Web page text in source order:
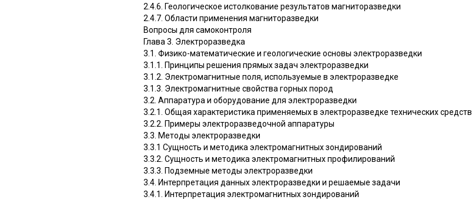
2.4.6. Геологическое истолкование результатов магниторазведки
2.4.7. Области применения магниторазведки
Вопросы для самоконтроля
Глава 3. Электроразведка
3.1. Физико-математические и геологические основы электроразведки
3.1.1. Принципы решения прямых задач электроразведки
3.1.2. Электромагнитные поля, используемые в электроразведке
3.1.3. Электромагнитные свойства горных пород
3.2. Аппаратура и оборудование для электроразведки
3.2.1. Общая характеристика применяемых в электроразведке технических средств
3.2.2. Примеры электроразведочной аппаратуры
3.3. Методы электроразведки
3.3.1 Сущность и методика электромагнитных зондирований
3.3.2. Сущность и методика электромагнитных профилирований
3.3.3. Подземные методы электроразведки
3.4. Интерпретация данных электроразведки и решаемые задачи
3.4.1. Интерпретация электромагнитных зондирований